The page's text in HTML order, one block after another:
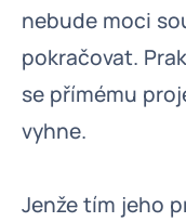
nebude moci
pokračovat.
se přímému
vyhne.
Jenže tím jeho